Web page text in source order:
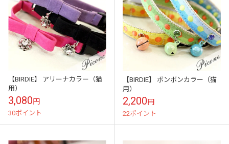
【BIRDIE】 アリーナカラー（猫
用）
3,080円
30ポイント
【BIRDIE】 ボンボンカラー（猫
用）
2,200円
22ポイント